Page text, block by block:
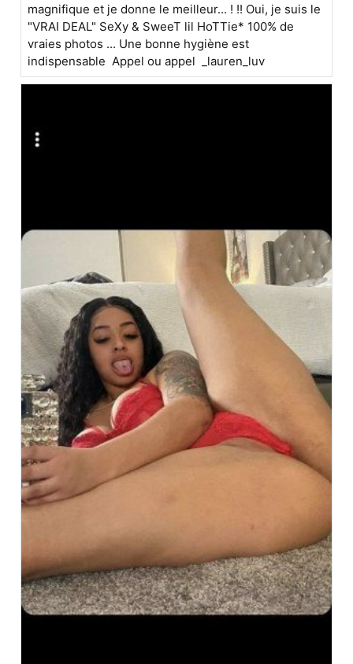
magnifique et je donne le meilleur... ! !! Oui, je suis le
"VRAI DEAL" SeXy & SweeT lil HoTTie* 100% de
vraies photos ... Une bonne hygiène est
indispensable Appel ou appel _lauren_luv